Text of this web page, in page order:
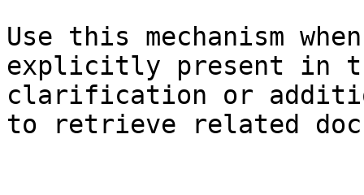
Use this mechanism
explicitly present in
clarification or